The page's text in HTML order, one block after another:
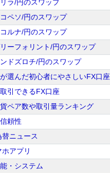
リラ/円のスワップ
ペソ/円のスワップ
ルナ/円のスワップ
ーフォリント/円のスワップ
ドズロチ/円のスワップ
選んだ初心者にやさしいFX口座
引できるFX口座
ペア数や取引量ランキング
頼性
替ニュース
アプリ
・システム